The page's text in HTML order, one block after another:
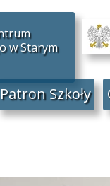
Patron Szkoły
w Starym